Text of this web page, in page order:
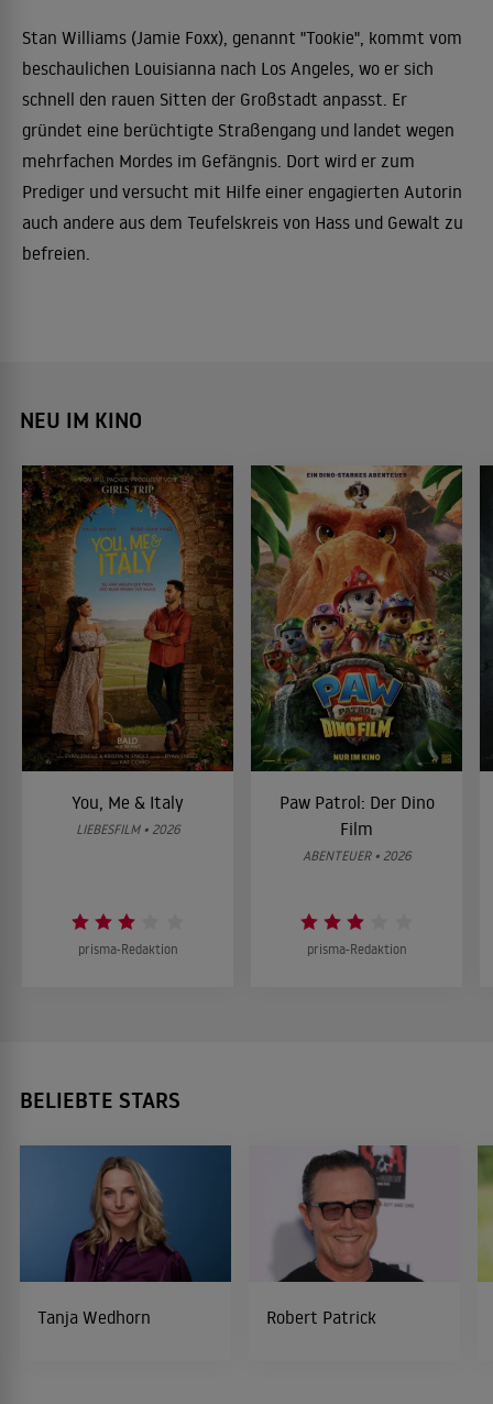
Stan Williams (Jamie Foxx), genannt "Tookie", kommt vom
beschaulichen Louisianna nach Los Angeles, wo er sich
schnell den rauen Sitten der Großstadt anpasst. Er
gründet eine berüchtigte Straßengang und landet wegen
mehrfachen Mordes im Gefängnis. Dort wird er zum
Prediger und versucht mit Hilfe einer engagierten Autorin
auch andere aus dem Teufelskreis von Hass und Gewalt zu
befreien.
NEU IM KINO
You, Me & Italy
LIEBESFILM • 2026
prisma-Redaktion
Paw Patrol: Der Dino
Film
ABENTEUER • 2026
prisma-Redaktion
BELIEBTE STARS
Tanja Wedhorn Robert Patrick